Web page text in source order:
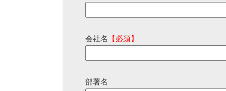
会社名 【必須】
部署名